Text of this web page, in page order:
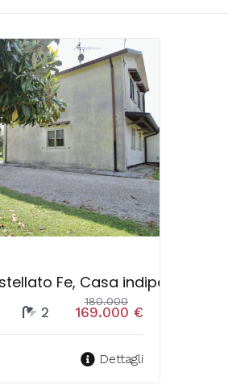
Fe, Casa
2
180.000
169.000 €
Dettagli